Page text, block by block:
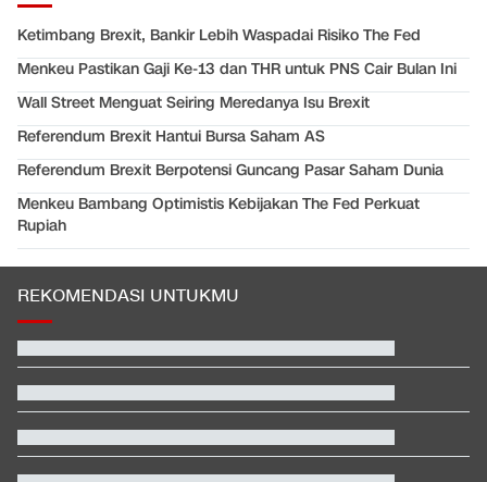
Ketimbang Brexit, Bankir Lebih Waspadai Risiko The Fed
Menkeu Pastikan Gaji Ke-13 dan THR untuk PNS Cair Bulan Ini
Wall Street Menguat Seiring Meredanya Isu Brexit
Referendum Brexit Hantui Bursa Saham AS
Referendum Brexit Berpotensi Guncang Pasar Saham Dunia
Menkeu Bambang Optimistis Kebijakan The Fed Perkuat
Rupiah
REKOMENDASI UNTUKMU
Hashim Djojohadikusumo Kukuhkan 20 Ormas Baru Kawal
Program Pemerintah
Alasan Timnas Indonesia Gonta Ganti Kiper di Piala AFF 2026
Pemakaman Ayah Messi Berlangsung Tertutup, Hanya Dihadiri
Keluarga